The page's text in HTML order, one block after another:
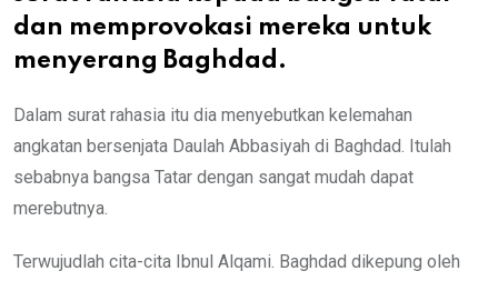
dan memprovokasi mereka untuk
menyerang Baghdad.
Dalam surat rahasia itu dia menyebutkan kelemahan
angkatan bersenjata Daulah Abbasiyah di Baghdad. Itulah
sebabnya bangsa Tatar dengan sangat mudah dapat
merebutnya.
Terwujudlah cita-cita Ibnul Alqami. Baghdad dikepung oleh